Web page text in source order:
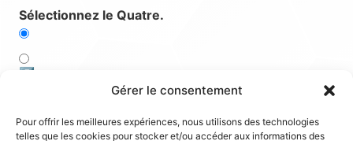
Gérer le consentement
Pour offrir les meilleures expériences, nous utilisons des technologies
telles que les cookies pour stocker et/ou accéder aux informations des
Sélectionnez le Quatre.
5️⃣